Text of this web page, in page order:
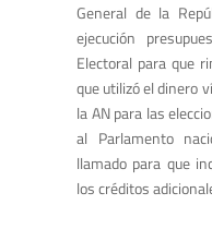
General de la
ejecución
Electoral para que
que utilizó el dinero
la AN para las
al Parlamento
llamado para que
los créditos